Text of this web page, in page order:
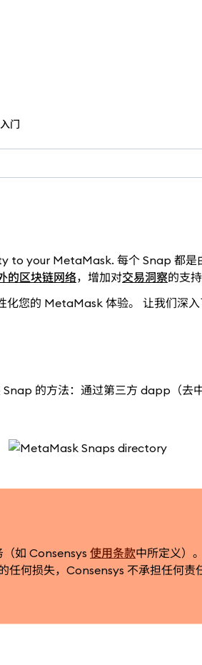
门
your MetaMask. 每个 Snap 都是
的区块链网络，增加对交易洞察的支
您的 MetaMask 体验。 让我们深入
的方法：通过第三方 dapp（去
如 Consensys 使用条款中所定义）
任何损失，Consensys 不承担任何